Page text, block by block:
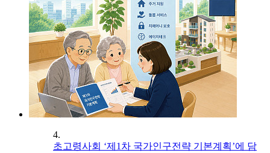
4.
초고령사회 ‘제1차 국가인구전략 기본계획’에 담